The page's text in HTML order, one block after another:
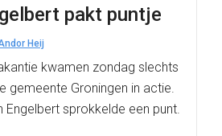
pakt puntje
Heij
kwamen zondag slechts
gemeente Groningen in actie.
Engelbert sprokkelde een punt.